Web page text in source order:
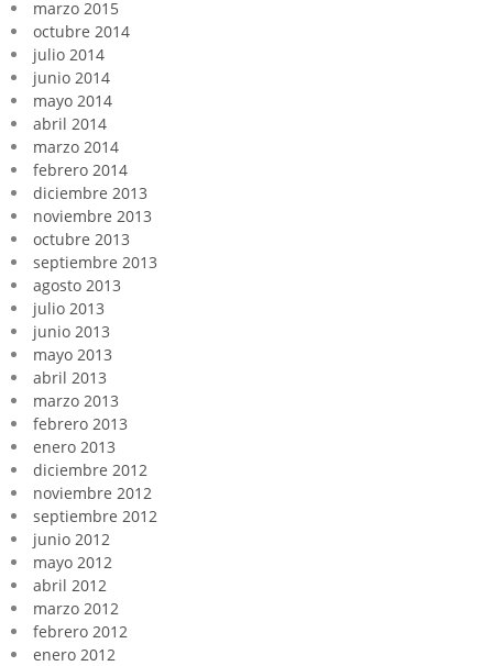
marzo 2015
octubre 2014
julio 2014
junio 2014
mayo 2014
abril 2014
marzo 2014
febrero 2014
diciembre 2013
noviembre 2013
octubre 2013
septiembre 2013
agosto 2013
julio 2013
junio 2013
mayo 2013
abril 2013
marzo 2013
febrero 2013
enero 2013
diciembre 2012
noviembre 2012
septiembre 2012
junio 2012
mayo 2012
abril 2012
marzo 2012
febrero 2012
enero 2012